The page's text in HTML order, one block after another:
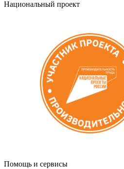
Национальный проект
Помощь и сервисы